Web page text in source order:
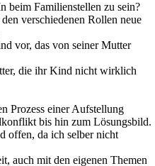
beim Familienstellen zu sein?
verschiedenen Rollen neue
vor, das von seiner Mutter
die ihr Kind nicht wirklich
Prozess einer Aufstellung
bis hin zum Lösungsbild.
offen, da ich selber nicht
auch mit den eigenen Themen